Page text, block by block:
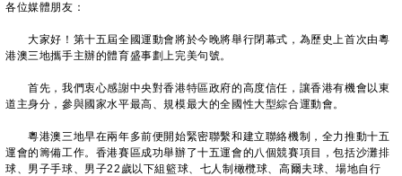
各位媒體朋友：
大家好！第十五屆全國運動會將於今晚將舉行閉幕式，為歷史上首次由粵
港澳三地攜手主辦的體育盛事劃上完美句號。
首先，我們衷心感謝中央對香港特區政府的高度信任，讓香港有機會以東
道主身分，參與國家水平最高、規模最大的全國性大型綜合運動會。
粵港澳三地早在兩年多前便開始緊密聯繫和建立聯絡機制，全力推動十五
運會的籌備工作。香港賽區成功舉辦了十五運會的八個競賽項目，包括沙灘排
球、男子手球、男子22歲以下組籃球、七人制橄欖球、高爾夫球、場地自行